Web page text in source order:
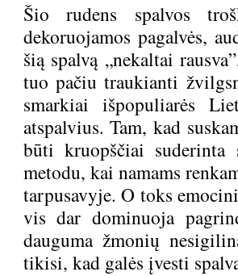
Šio rudens spalvos
dekoruojamos pagalvės,
šią spalvą „nekaltai
tuo pačiu traukianti
smarkiai išpopuliarės
atspalvius. Tam, kad
būti kruopščiai suderinta
metodu, kai namams
tarpusavyje. O toks
vis dar dominuoja
dauguma žmonių
tikisi, kad galės įvesti